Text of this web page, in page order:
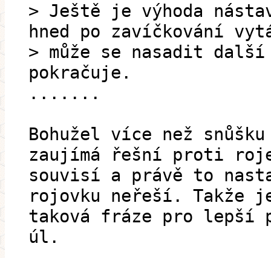
> Ještě je výhoda
hned po zavíčkování
> může se nasadit další
pokračuje.
.......
Bohužel více než
zaujímá řešní proti
souvisí a právě to
rojovku neřeší. Takže
taková fráze pro lepší
úl.